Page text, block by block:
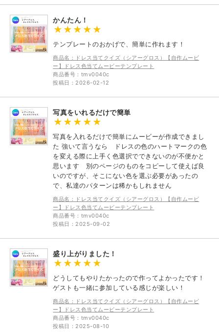
かんたん！
テンプレートのおかげで、簡単に作れます！
商品名：ドレス当てクイズ（シアーグロス）【自作ムービ
ー】ドレス色当てムービーテンプレート
商品番号：tmv0040c
投稿日：2026-02-12
写真をいれるだけで簡単
写真を入れるだけで簡単にムービーが作成できまし
た 強いて言うなら ドレスの色のハートマークの色
を変える際に上手く色選択でできないのが不便かと
思います 別のページのものをコピーして使えば良
いのですが、そこにない色を選ぶ必要があったの
で、私達のパターンは稀かもしれません
商品名：ドレス当てクイズ（シアーグロス）【自作ムービ
ー】ドレス色当てムービーテンプレート
商品番号：tmv0040c
投稿日：2025-09-02
盛り上がりました！
どうしてもやりたかったので作ってよかったです！
ゲストも一緒に参加している感じが楽しい！
商品名：ドレス当てクイズ（シアーグロス）【自作ムービ
ー】ドレス色当てムービーテンプレート
商品番号：tmv0040c
投稿日：2025-08-10